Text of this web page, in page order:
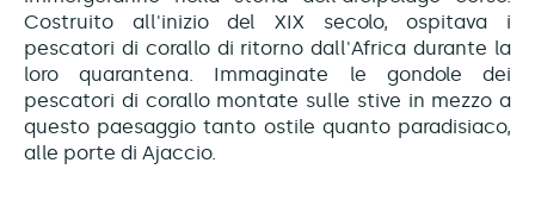
Costruito all'inizio del XIX secolo, ospitava i
pescatori di corallo di ritorno dall'Africa durante la
loro quarantena. Immaginate le gondole dei
pescatori di corallo montate sulle stive in mezzo a
questo paesaggio tanto ostile quanto paradisiaco,
alle porte di Ajaccio.